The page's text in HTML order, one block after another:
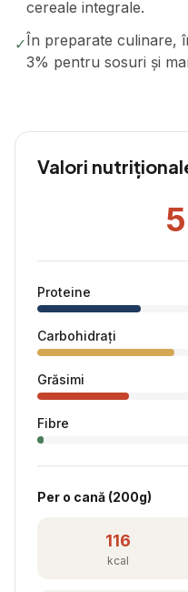
cereale integrale.
✓În preparate culinare,
3% pentru sosuri și
Valori
Proteine
Carbohidrați
Grăsimi
Fibre
Per o cană (200g)
116
kcal